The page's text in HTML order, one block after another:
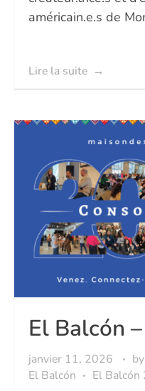
américain.e.s de
Lire la suite
El Balcón
janvier 11, 2026 by
El Balcón
El Balcón